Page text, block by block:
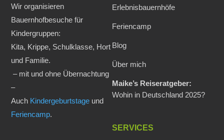
Wir organisieren
Bauernhofbesuche für
Kindergruppen:
Kita, Krippe, Schulklasse, Hort
und Familie.
– mit und ohne Übernachtung
–
Auch Kindergeburtstage und
Feriencamp.
Erlebnisbauernhöfe
Feriencamp
Blog
Über mich
Maike’s Reiseratgeber:
Wohin in Deutschland 2025?
SERVICES